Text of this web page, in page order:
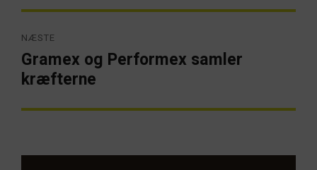
NÆSTE
Næste
artikel:
Gramex og Performex samler
kræfterne